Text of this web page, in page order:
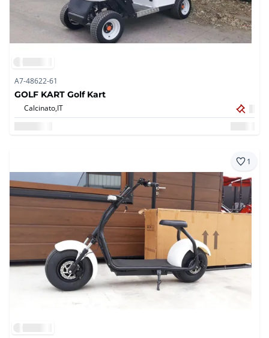
A7-48622-61
GOLF KART Golf Kart
Calcinato,IT
1